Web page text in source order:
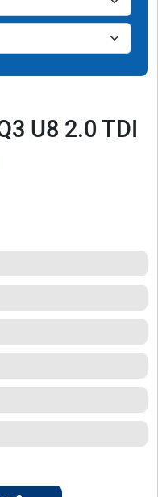
U8 2.0 TDI